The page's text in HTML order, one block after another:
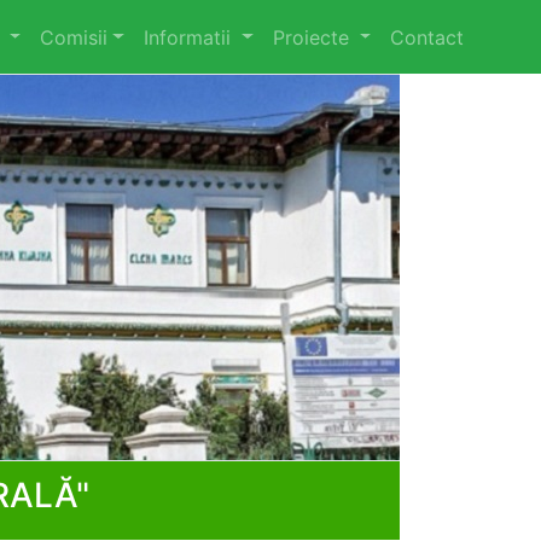
Comisii Informatii Proiecte Contact